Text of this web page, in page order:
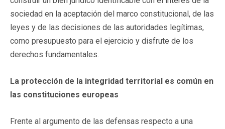
sociedad en la aceptación del marco constitucional, de las
leyes y de las decisiones de las autoridades legítimas,
como presupuesto para el ejercicio y disfrute de los
derechos fundamentales.
La protección de la integridad territorial es común en
las constituciones europeas
Frente al argumento de las defensas respecto a una